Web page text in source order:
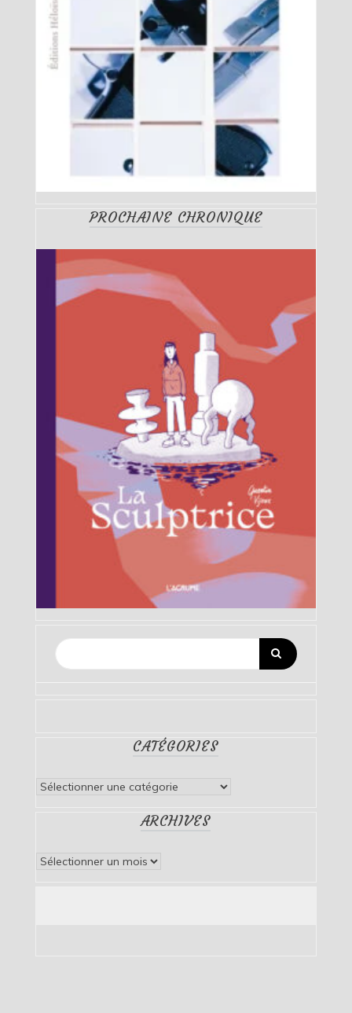
PROCHAINE CHRONIQUE
CATÉGORIES
Catégories
ARCHIVES
Archives